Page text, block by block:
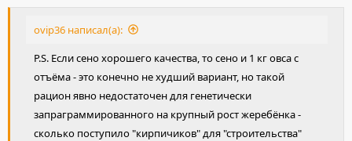
ovip36 написал(а):
P.S. Если сено хорошего качества, то сено и 1 кг овса с
отъёма - это конечно не худший вариант, но такой
рацион явно недостаточен для генетически
запраграммированного на крупный рост жеребёнка -
сколько поступило "кирпичиков" для "строительства"